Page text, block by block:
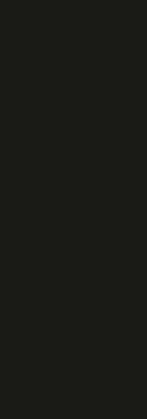
enfrentar o
e siga
📺🔥